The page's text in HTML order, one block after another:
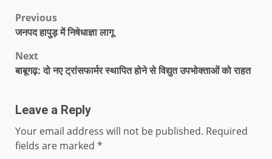
Previous
जनपद हापुड़ में निषेधाज्ञा लागू
Next
बाबूगढ़: दो नए ट्रांसफार्मर स्थापित होने से विद्युत उपभोक्ताओं को राहत
Leave a Reply
Your email address will not be published. Required
fields are marked *